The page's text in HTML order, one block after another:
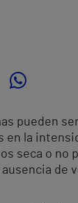
pueden
en la
seca o no
de